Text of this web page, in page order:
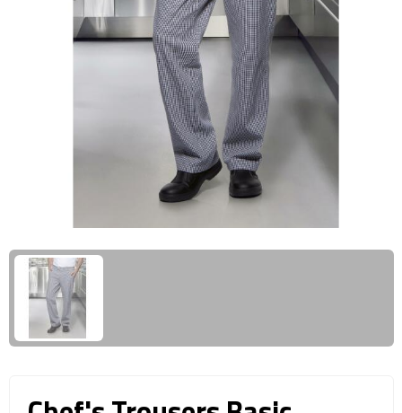
Business trolleys
Laptophoezen & -tassen
Reistassen & Trolleys
Reistassen
Trolleys
Giftcards